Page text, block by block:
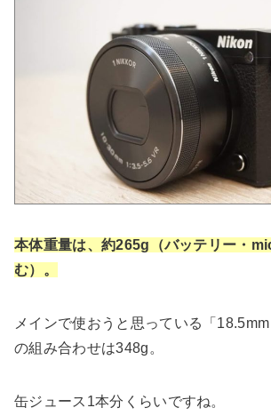
本体重量は、約265g（バッテリー・
む）。
メインで使おうと思っている「
の組み合わせは348g。
缶ジュース1本分くらいですね。